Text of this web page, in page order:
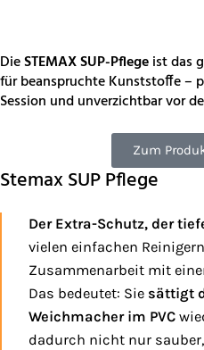
DieSTEMAX SUP-Pflegeist das
für beanspruchte Kunststoffe –
Session und unverzichtbar vor
Zum
Stemax SUP Pflege
Der Extra-Schutz, der
vielen einfachen
Zusammenarbeit mit
Das bedeutet: Sie sättigt
Weichmacher im PVC
dadurch nicht nur